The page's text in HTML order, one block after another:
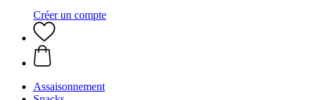
Créer un compte
Assaisonnement